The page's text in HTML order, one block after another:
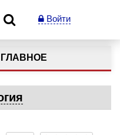
Войти
ГЛАВНОЕ